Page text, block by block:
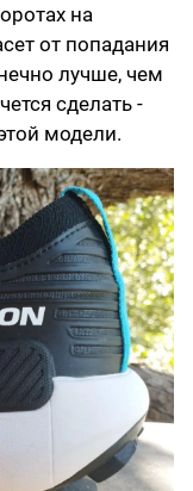
на
от попадания
лучше, чем
сделать -
модели.